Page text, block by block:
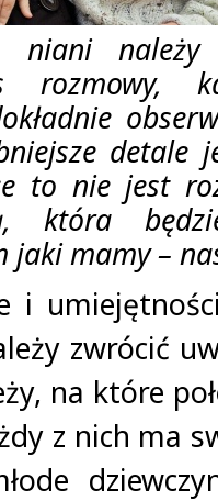
niani
rozmowy,
detale
to nie jest
która
jaki mamy –
i
zwrócić
na które
z nich ma